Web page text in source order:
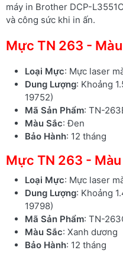
máy in Brother DCP-
và công sức khi in ấn.
Mực TN 263 -
Loại Mực: Mực laser
Dung Lượng: Khoảng
19752)
Mã Sản Phẩm: TN-
Màu Sắc: Đen
Bảo Hành: 12 tháng
Mực TN 263 -
Loại Mực: Mực laser
Dung Lượng: Khoảng
19798)
Mã Sản Phẩm: TN-
Màu Sắc: Xanh dương
Bảo Hành: 12 tháng